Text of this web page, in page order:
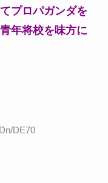
プロパガンダを
年将校を味方に
DE70